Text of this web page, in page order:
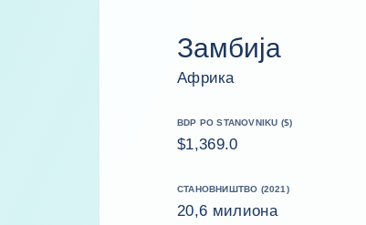
Замбија
Африка
BDP PO STANOVNIKU ($)
$1,369.0
СТАНОВНИШТВО (2021)
20,6 милиона